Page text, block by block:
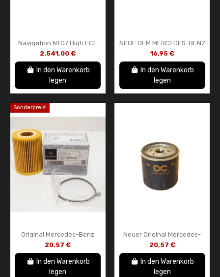
Navigation NTG7 High ECE
MB A1679009634 HB
Mercedes-Benz
2.541,00 €
In den Warenkorb
legen
NEUE OEM MERCEDES-BENZ
DIAGNOSE-
STECKERHALTERUNG
16,95 €
In den Warenkorb
legen
Sonderpreis!
Original Mercedes-Benz
Ölfilterelement (NOS) –
A2001800009 – Original-
20,57 €
In den Warenkorb
legen
Neuer Original Mercedes-
Benz OM607 Ölfilter –
A6071840225
20,57 €
In den Warenkorb
legen